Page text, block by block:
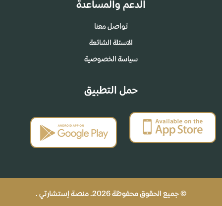
الدعم والمساعدة
تواصل معنا
الاسئلة الشائعة
سياسة الخصوصية
حمل التطبيق
© جميع الحقوق محفوظة 2026. منصة إستشارتي .